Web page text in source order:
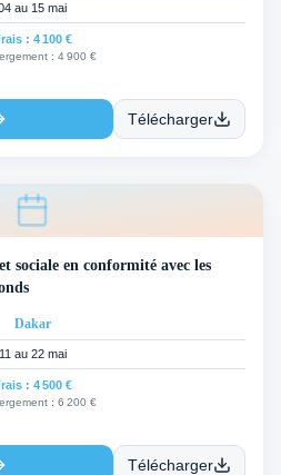
au 15 mai
: 4 100 €
: 4 900 €
Télécharger
sociale en conformité avec les
Dakar
11 au 22 mai
: 4 500 €
: 6 200 €
Télécharger